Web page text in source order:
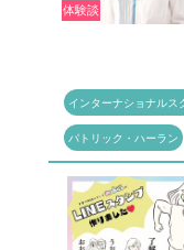
体験談
インターナショナルス
パトリック・ハーラン